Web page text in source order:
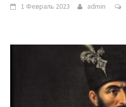
1 Февраль 2023 admin